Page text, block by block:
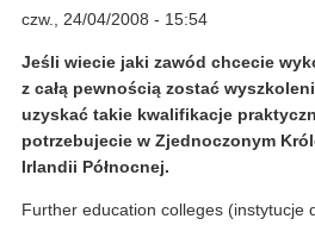
czw., 24/04/2008 - 15:54
Jeśli wiecie jaki zawód chcecie
z całą pewnością zostać
uzyskać takie kwalifikacje
potrzebujecie w Zjednoczonym
Irlandii Północnej.
Further education colleges (instytucje